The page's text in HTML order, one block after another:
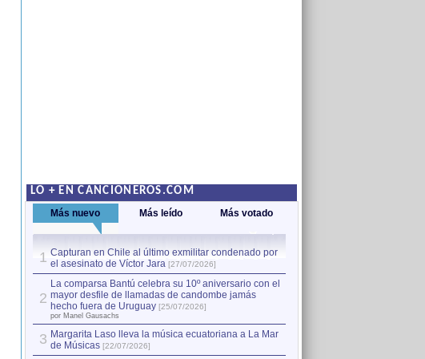
LO + EN CANCIONEROS.COM
Más nuevo Más leído Más votado
1 Capturan en Chile al último exmilitar condenado por
el asesinato de Víctor Jara [27/07/2026]
2
La comparsa Bantú celebra su 10º aniversario con el
mayor desfile de llamadas de candombe jamás
hecho fuera de Uruguay [25/07/2026]
por Manel Gausachs
3 Margarita Laso lleva la música ecuatoriana a La Mar
de Músicas [22/07/2026]